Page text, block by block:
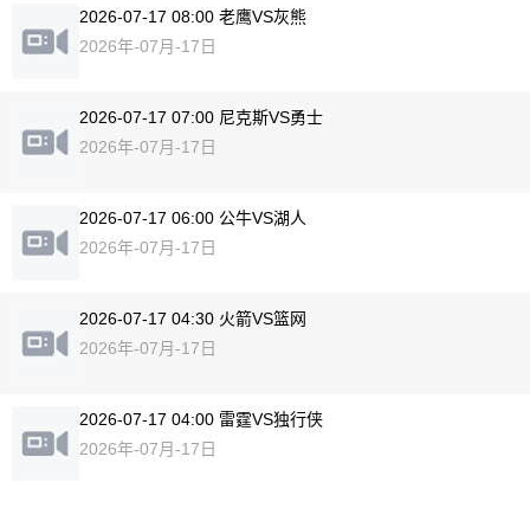
2026-07-17 08:00 老鹰VS灰熊
2026年-07月-17日
2026-07-17 07:00 尼克斯VS勇士
2026年-07月-17日
2026-07-17 06:00 公牛VS湖人
2026年-07月-17日
2026-07-17 04:30 火箭VS篮网
2026年-07月-17日
2026-07-17 04:00 雷霆VS独行侠
2026年-07月-17日